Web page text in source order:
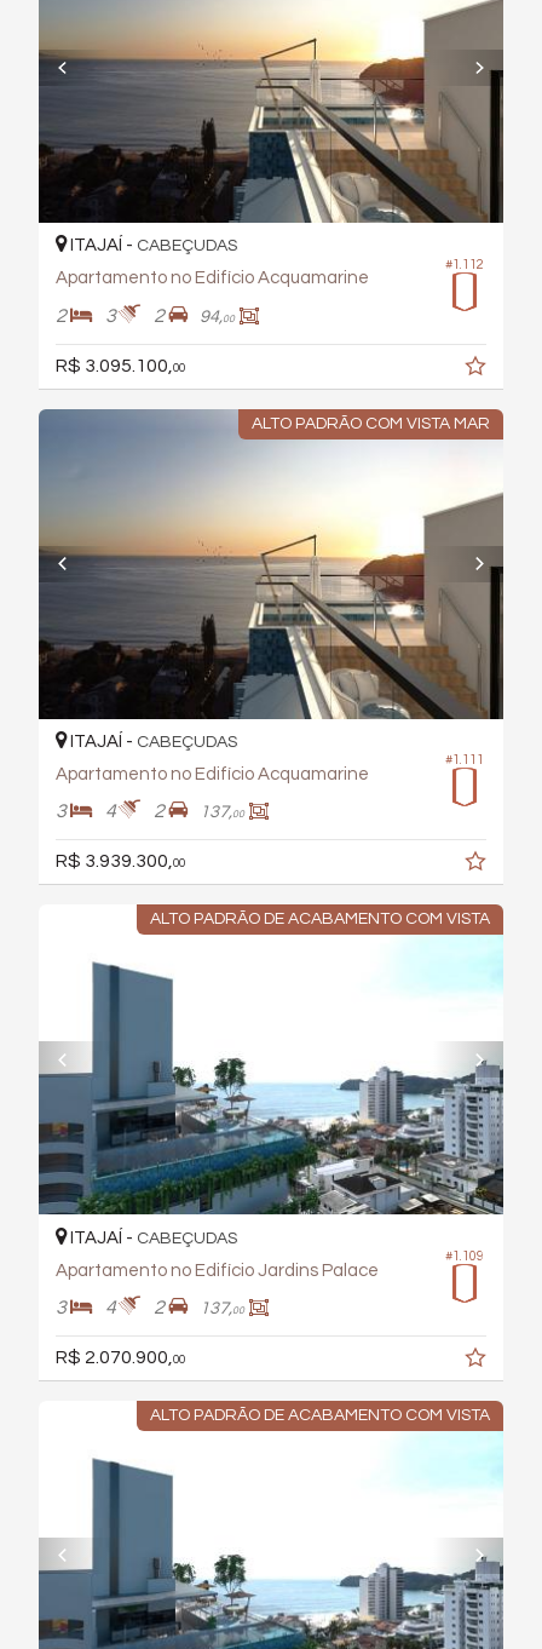
#1.112
ITAJAÍ - CABEÇUDAS
Apartamento no Edifício Acquamarine
2 3 2 94,00
R$ 3.095.100, 00
ALTO PADRÃO COM VISTA MAR
#1.111
ITAJAÍ - CABEÇUDAS
Apartamento no Edifício Acquamarine
3 4 2 137,00
R$ 3.939.300,00
ALTO PADRÃO DE ACABAMENTO COM VISTA
#1.109
ITAJAÍ - CABEÇUDAS
Apartamento no Edifício Jardins Palace
3 4 2 137,00
R$ 2.070.900, 00
ALTO PADRÃO DE ACABAMENTO COM VISTA